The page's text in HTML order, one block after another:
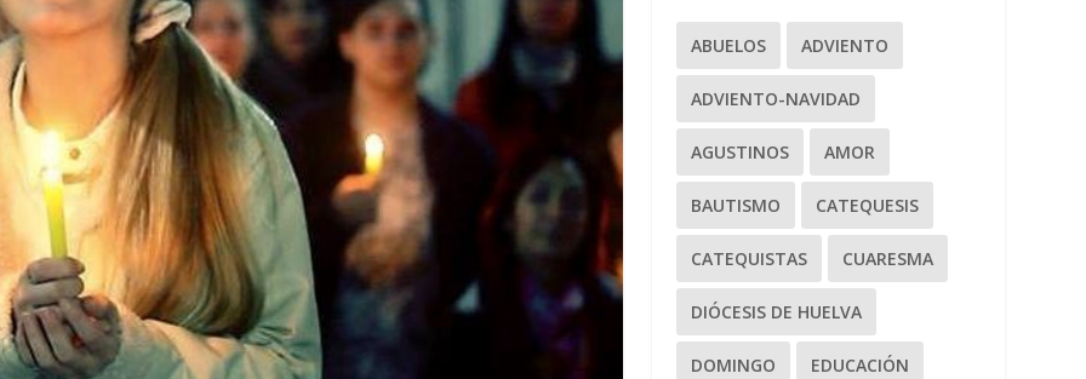
ABUELOS ADVIENTO
ADVIENTO-NAVIDAD
AGUSTINOS AMOR
BAUTISMO CATEQUESIS
CATEQUISTAS CUARESMA
DIÓCESIS DE HUELVA
DOMINGO EDUCACIÓN